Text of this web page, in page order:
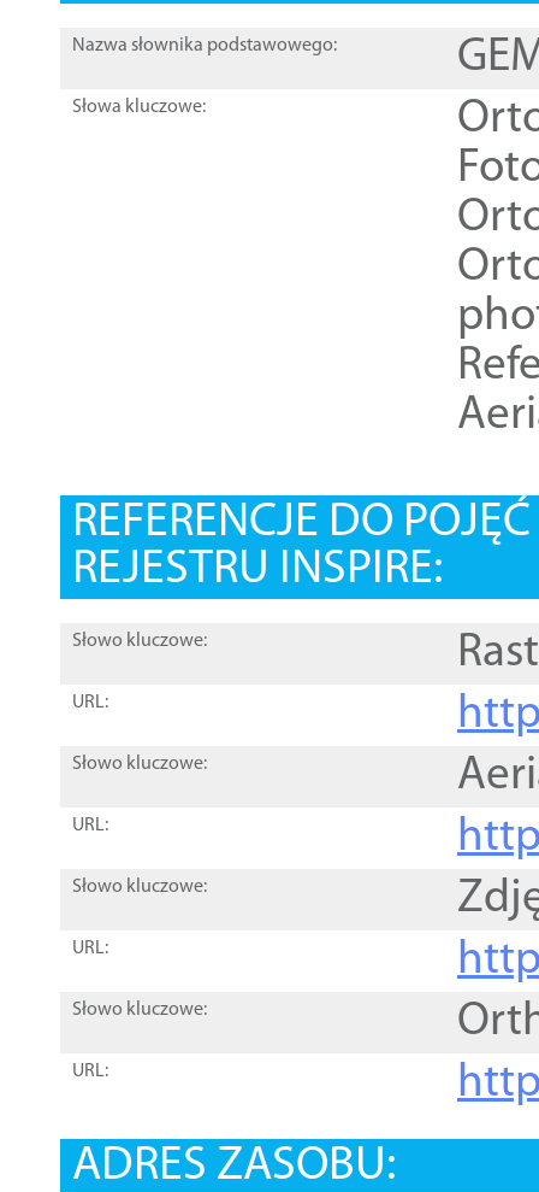
Nazwa słownika podstawowego:
Słowa kluczowe:
REFERENCJE DO
REJESTRU INSPIRE:
Słowo kluczowe:
URL:
Słowo kluczowe:
URL:
Słowo kluczowe:
URL:
Słowo kluczowe:
URL:
ADRES ZASOBU: